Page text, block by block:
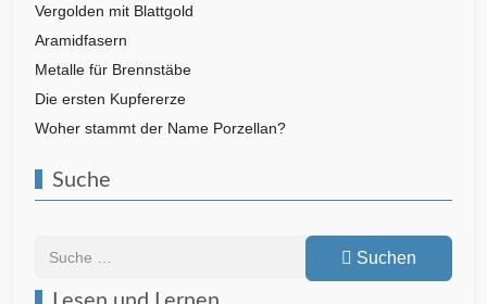
Vergolden mit Blattgold
Aramidfasern
Metalle für Brennstäbe
Die ersten Kupfererze
Woher stammt der Name Porzellan?
Suche
Suchen